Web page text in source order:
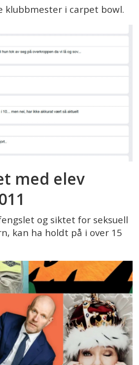
klubbmester i carpet bowl.
med elev
og siktet for seksuell
kan ha holdt på i over 15